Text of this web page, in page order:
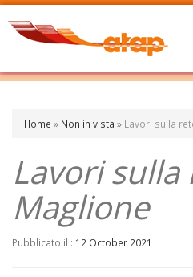
Home » Non in vista » Lavori sulla
Lavori sulla
Maglione
Pubblicato il : 12 October 2021